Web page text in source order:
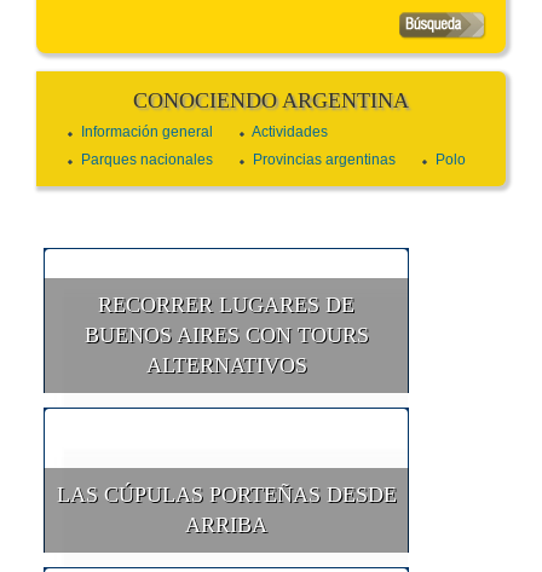
CONOCIENDO ARGENTINA
Información general
Actividades
Parques nacionales
Provincias argentinas Polo
RECORRER LUGARES DE
BUENOS AIRES CON TOURS
ALTERNATIVOS
LAS CÚPULAS PORTEÑAS DESDE
ARRIBA